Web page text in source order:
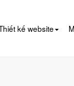
kế website